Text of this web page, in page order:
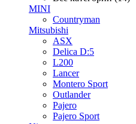
MINI
Countryman
Mitsubishi
ASX
Delica D:5
L200
Lancer
Montero Sport
Outlander
Pajero
Pajero Sport